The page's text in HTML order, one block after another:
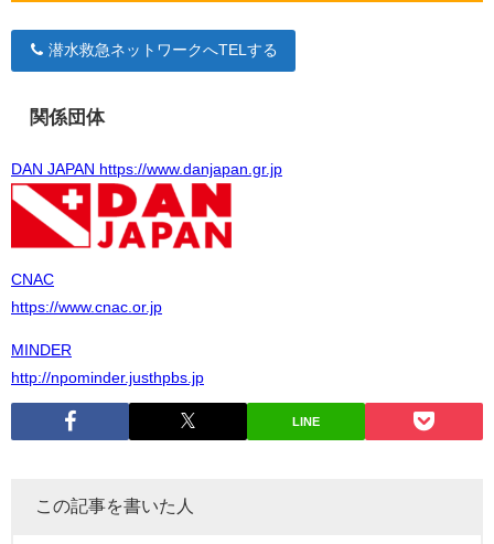
潜水救急ネットワークへTELする
関係団体
DAN JAPAN https://www.danjapan.gr.jp
CNAC
https://www.cnac.or.jp
MINDER
http://npominder.justhpbs.jp
LINE
この記事を書いた人